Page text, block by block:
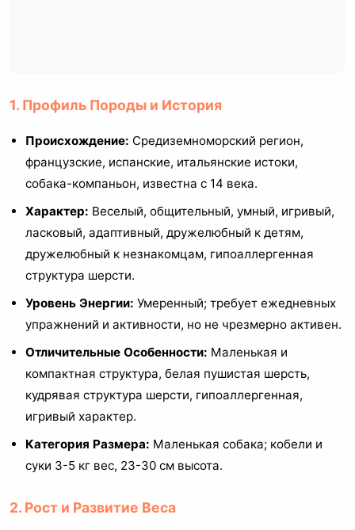
1. Профиль Породы и История
Происхождение: Средиземноморский регион,
французские, испанские, итальянские истоки,
собака-компаньон, известна с 14 века.
Характер: Веселый, общительный, умный, игривый,
ласковый, адаптивный, дружелюбный к детям,
дружелюбный к незнакомцам, гипоаллергенная
структура шерсти.
Уровень Энергии: Умеренный; требует ежедневных
упражнений и активности, но не чрезмерно активен.
Отличительные Особенности: Маленькая и
компактная структура, белая пушистая шерсть,
кудрявая структура шерсти, гипоаллергенная,
игривый характер.
Категория Размера: Маленькая собака; кобели и
суки 3-5 кг вес, 23-30 см высота.
2. Рост и Развитие Веса